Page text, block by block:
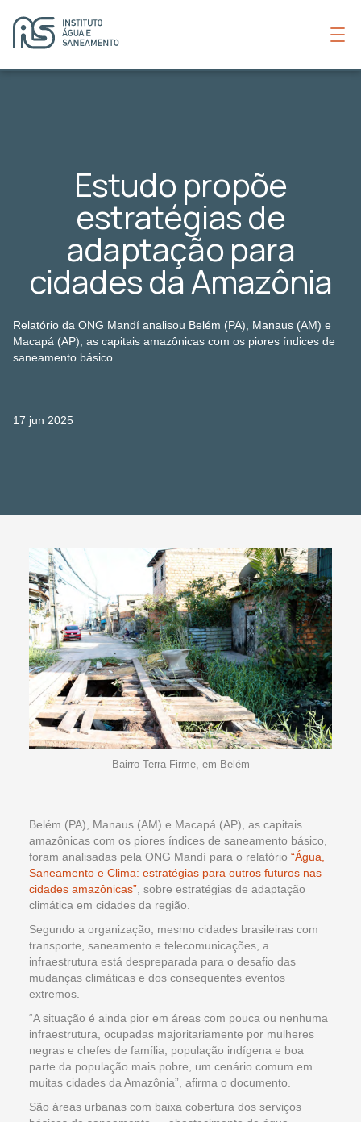
Estudo propõe
estratégias de
adaptação para
cidades da Amazônia
Relatório da ONG Mandí analisou Belém (PA), Manaus (AM) e
Macapá (AP), as capitais amazônicas com os piores índices de
saneamento básico
17 jun 2025
Bairro Terra Firme, em Belém
Belém (PA), Manaus (AM) e Macapá (AP), as capitais
amazônicas com os piores índices de saneamento básico,
foram analisadas pela ONG Mandí para o relatório “Água,
Saneamento e Clima: estratégias para outros futuros nas
cidades amazônicas” , sobre estratégias de adaptação
climática em cidades da região.
Segundo a organização, mesmo cidades brasileiras com
transporte, saneamento e telecomunicações, a
infraestrutura está despreparada para o desafio das
mudanças climáticas e dos consequentes eventos
extremos.
“A situação é ainda pior em áreas com pouca ou nenhuma
infraestrutura, ocupadas majoritariamente por mulheres
negras e chefes de família, população indígena e boa
parte da população mais pobre, um cenário comum em
muitas cidades da Amazônia”, afirma o documento.
São áreas urbanas com baixa cobertura dos serviços